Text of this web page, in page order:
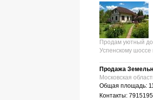
Продам уютный
Успенскому шоссе
Продажа
Московская
Общая площадь:
Контакты: